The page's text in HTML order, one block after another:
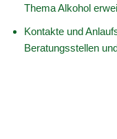
Thema Alkohol
Kontakte und
Beratungsstellen